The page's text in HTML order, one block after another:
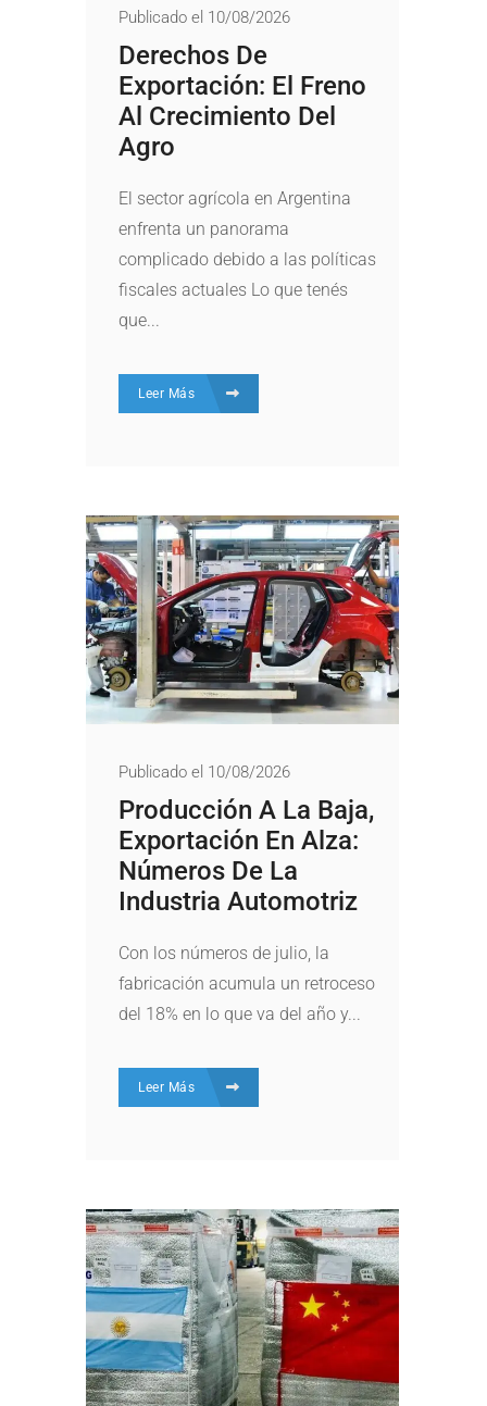
Publicado el 10/08/2026
Derechos De
Exportación: El Freno
Al Crecimiento Del
Agro
El sector agrícola en Argentina
enfrenta un panorama
complicado debido a las políticas
fiscales actuales Lo que tenés
que...
Leer Más
Publicado el 10/08/2026
Producción A La Baja,
Exportación En Alza:
Números De La
Industria Automotriz
Con los números de julio, la
fabricación acumula un retroceso
del 18% en lo que va del año y...
Leer Más